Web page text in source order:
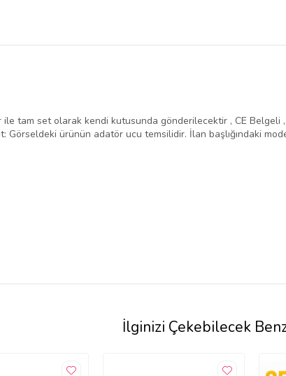
tam set olarak kendi kutusunda gönderilecektir , CE Belgeli ,
Görseldeki ürünün adatör ucu temsilidir. İlan başlığındaki
İlginizi Çekebilecek